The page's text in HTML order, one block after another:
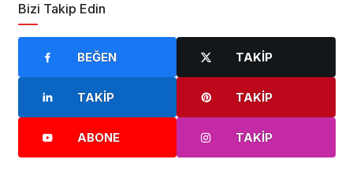
Bizi Takip Edin
BEĞEN TAKIP
TAKIP TAKIP
ABONE TAKIP